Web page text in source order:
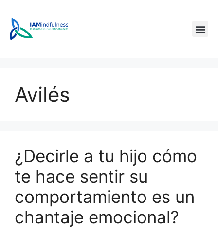
Avilés
¿Decirle a tu hijo cómo
te hace sentir su
comportamiento es un
chantaje emocional?